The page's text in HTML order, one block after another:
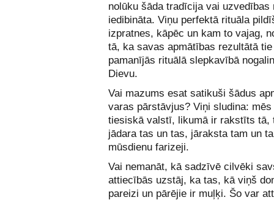
nolūku šāda tradīcija vai uzvedības
iedibināta. Viņu perfektā rituāla
izpratnes, kāpēc un kam to vajag,
tā, ka savas apmātības rezultātā tie
pamanījās rituālā slepkavībā
Dievu.
Vai mazums esat satikuši šādus
varas pārstāvjus? Viņi sludina:
tiesiskā valstī, likumā ir rakstīts tā,
jādara tas un tas, jāraksta tam un
mūsdienu farizeji.
Vai nemanāt, kā sadzīvē cilvēki
attiecībās uzstāj, ka tas, kā viņš
pareizi un pārējie ir muļķi. Šo var